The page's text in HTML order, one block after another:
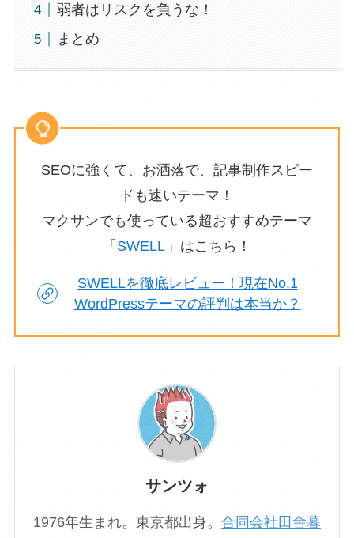
弱者はリスクを負うな！
まとめ
SEOに強くて、お洒落で、記事制作スピー
ドも速いテーマ！
マクサンでも使っている超おすすめテーマ
「 SWELL 」はこちら！
SWELLを徹底レビュー！現在No.1
WordPressテーマの評判は本当か？
サンツォ
1976年生まれ。東京都出身。 合同会社田舎暮